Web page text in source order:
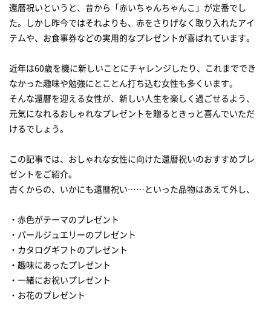
小ぶりなカバンをもってたくさんでかけてもらおう！
還暦祝いは「みんな」で盛大に祝おう◎
スパークリングワインを贈ろう！
お祝いといったらこれ！
おしゃれな「花束」で還暦祝いを華やかに
季節の花を贈ろう！
女性の憧れ！華やかな花々でお祝いしよう
還暦祝いのプレゼントはこれで決まり！
還暦祝いというと、昔から「赤いちゃんちゃんこ」が定番でし
た。しかし昨今ではそれよりも、赤をさりげなく取り入れたアイ
テムや、お食事券などの実用的なプレゼントが喜ばれています。
近年は60歳を機に新しいことにチャレンジしたり、これまででき
なかった趣味や勉強にとことん打ち込む女性も多くいます。
そんな還暦を迎える女性が、新しい人生を楽しく過ごせるよう、
元気になれるおしゃれなプレゼントを贈るときっと喜んでいただ
けるでしょう。
この記事では、おしゃれな女性に向けた還暦祝いのおすすめプレ
ゼントをご紹介。
古くからの、いかにも還暦祝い……といった品物はあえて外し、
・赤色がテーマのプレゼント
・パールジュエリーのプレゼント
・カタログギフトのプレゼント
・趣味にあったプレゼント
・一緒にお祝いプレゼント
・お花のプレゼント